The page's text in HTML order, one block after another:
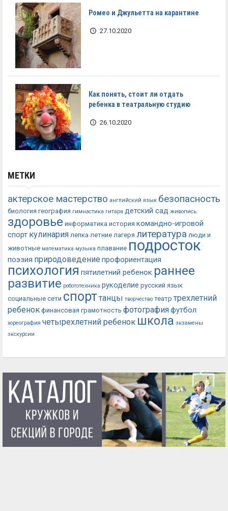
Ромео и Джульетта на карантине
27.10.2020
Как понять, стоит ли отдать
ребенка в театральную студию
26.10.2020
МЕТКИ
актерское мастерство английский язык безопасность
биология география гимнастика гитара детский сад живопись
здоровье информатика история командно-игровой
спорт кулинария лепка летние лагеря литература люди и
животные математика музыка плавание подросток
поэзия природоведениепрофориентация
психология пятилетний ребенок раннее
развитие робототехника рукоделие русский язык
социальные сети спорттанцы творчество театр трехлетний
ребенок финансовая грамотность фотографияфутбол
хореография четырехлетний ребенок школа экзамены
экскурсии